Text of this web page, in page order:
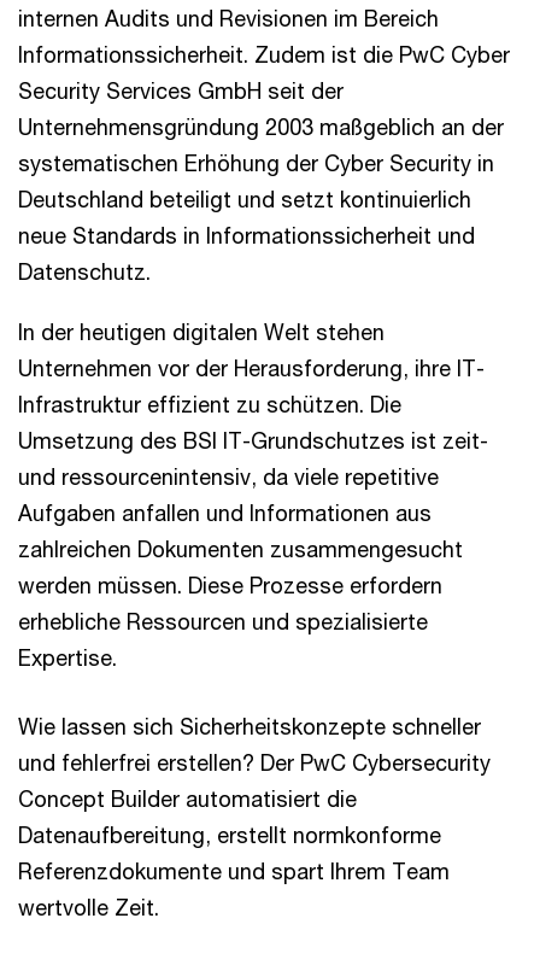
internen Audits und Revisionen im Bereich
Informationssicherheit. Zudem ist die PwC Cyber
Security Services GmbH seit der
Unternehmensgründung 2003 maßgeblich an der
systematischen Erhöhung der Cyber Security in
Deutschland beteiligt und setzt kontinuierlich
neue Standards in Informationssicherheit und
Datenschutz.
In der heutigen digitalen Welt stehen
Unternehmen vor der Herausforderung, ihre IT-
Infrastruktur effizient zu schützen. Die
Umsetzung des BSI IT-Grundschutzes ist zeit-
und ressourcenintensiv, da viele repetitive
Aufgaben anfallen und Informationen aus
zahlreichen Dokumenten zusammengesucht
werden müssen. Diese Prozesse erfordern
erhebliche Ressourcen und spezialisierte
Expertise.
Wie lassen sich Sicherheitskonzepte schneller
und fehlerfrei erstellen? Der PwC Cybersecurity
Concept Builder automatisiert die
Datenaufbereitung, erstellt normkonforme
Referenzdokumente und spart Ihrem Team
wertvolle Zeit.